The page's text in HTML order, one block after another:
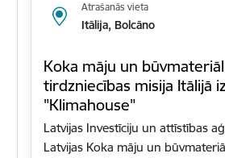
Atrašanās vieta
Itālija, Bolcāno
Koka māju un
tirdzniecības misija Itālijā
"Klimahouse"
Latvijas Investīciju un attīstības
Latvijas Koka māju un